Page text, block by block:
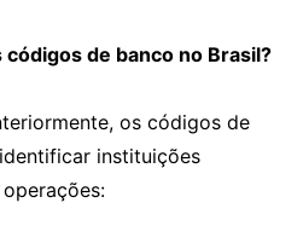
códigos de banco no Brasil?
os códigos de
instituições